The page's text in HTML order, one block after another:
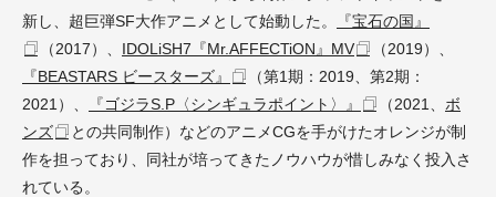
新し、超巨弾SF大作アニメとして始動した。
『宝石の国』
（2017）、 IDOLiSH7『Mr.AFFECTiON』MV
（2019）、
『BEASTARS ビースターズ』
（第1期：2019、第2期：
2021）、
『ゴジラS.P〈シンギュラポイント〉』 （2021、 ボ
ンズ
との共同制作）などのアニメCGを手がけたオレンジが制
作を担っており、同社が培ってきたノウハウが惜しみなく投入さ
れている。